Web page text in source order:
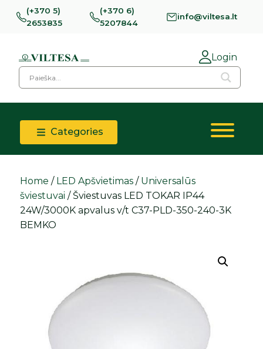
(+370 5)
2653835
(+370 6)
5207844
info@viltesa.lt
Login
Categories
Home / LED Apšvietimas / Universalūs
šviestuvai / Šviestuvas LED TOKAR IP44
24W/3000K apvalus v/t C37-PLD-350-240-3K
BEMKO